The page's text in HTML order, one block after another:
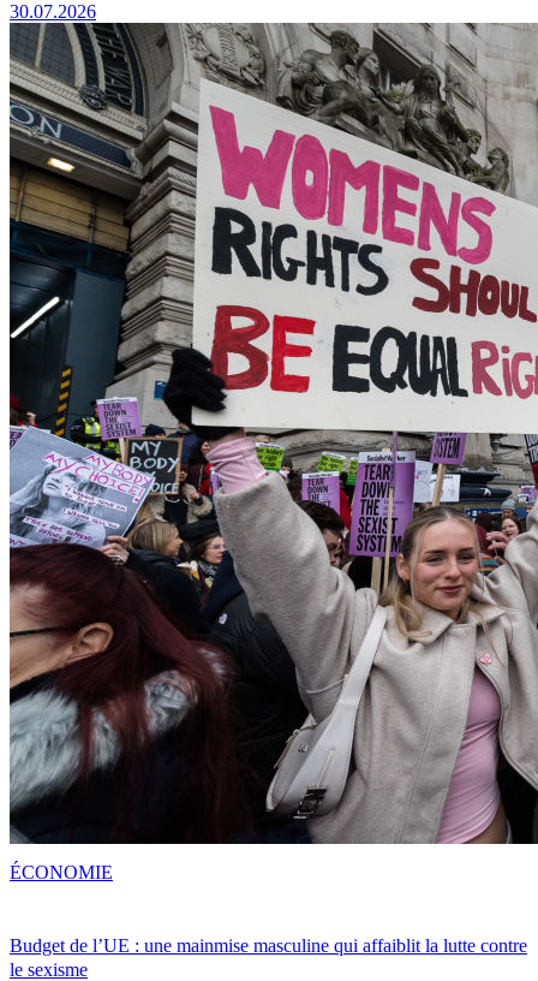
30.07.2026
Budget de l’UE : une mainmise masculine qui affaiblit la lutte contre
le sexisme
ÉCONOMIE